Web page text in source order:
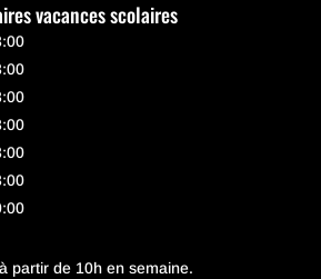
vacances scolaires
partir de 10h en semaine.